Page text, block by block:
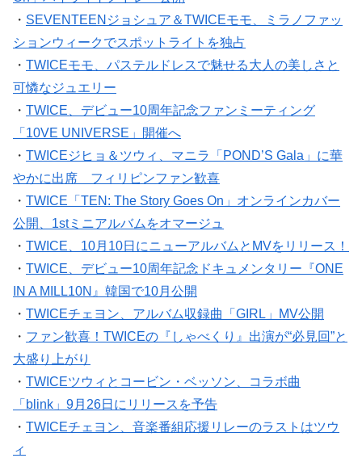
・ SEVENTEENジョシュア＆TWICEモモ、ミラノファッ
ションウィークでスポットライトを独占
・ TWICEモモ、パステルドレスで魅せる大人の美しさと
可憐なジュエリー
・ TWICE、デビュー10周年記念ファンミーティング
「10VE UNIVERSE」開催へ
・ TWICEジヒョ＆ツウィ、マニラ「POND’S Gala」に華
やかに出席 フィリピンファン歓喜
・ TWICE「TEN: The Story Goes On」オンラインカバー
公開、1stミニアルバムをオマージュ
・ TWICE、10月10日にニューアルバムとMVをリリース！
・ TWICE、デビュー10周年記念ドキュメンタリー『ONE
IN A MILL10N』韓国で10月公開
・ TWICEチェヨン、アルバム収録曲「GIRL」MV公開
・ ファン歓喜！TWICEの『しゃべくり』出演が“必見回”と
大盛り上がり
・ TWICEツウィとコービン・ベッソン、コラボ曲
「blink」9月26日にリリースを予告
・ TWICEチェヨン、音楽番組応援リレーのラストはツウ
ィ